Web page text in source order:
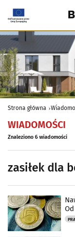
Strona główna
WIADOMOŚCI
Znaleziono 6 wiadomości
zasiłek dla